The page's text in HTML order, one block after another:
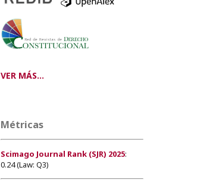
VER MÁS...
Métricas
Scimago Journal Rank (SJR) 2025:
0.24 (Law: Q3)